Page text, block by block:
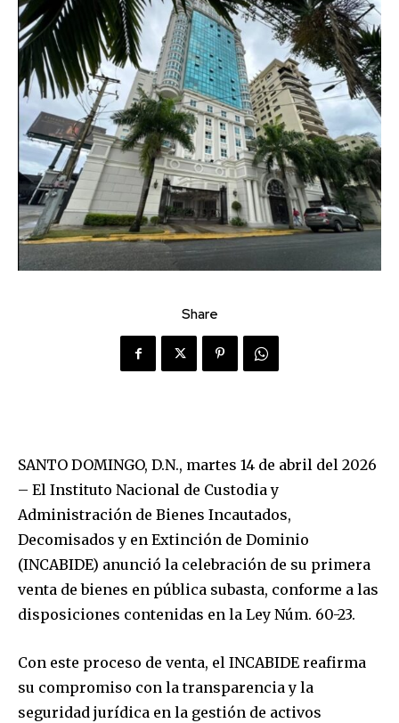
Share
SANTO DOMINGO, D.N., martes 14 de abril del 2026
– El Instituto Nacional de Custodia y
Administración de Bienes Incautados,
Decomisados y en Extinción de Dominio
(INCABIDE) anunció la celebración de su primera
venta de bienes en pública subasta, conforme a las
disposiciones contenidas en la Ley Núm. 60-23.
Con este proceso de venta, el INCABIDE reafirma
su compromiso con la transparencia y la
seguridad jurídica en la gestión de activos